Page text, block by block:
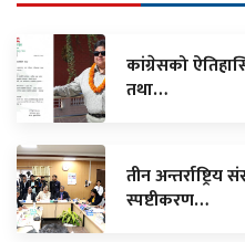
कांग्रेसको
तथा…
तीन
स्पष्टीकरण…